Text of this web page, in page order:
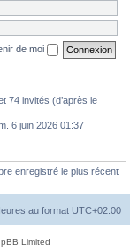
de moi
74 invités (d’après le
6 juin 2026 01:37
enregistré le plus récent
au format UTC+02:00
Limited